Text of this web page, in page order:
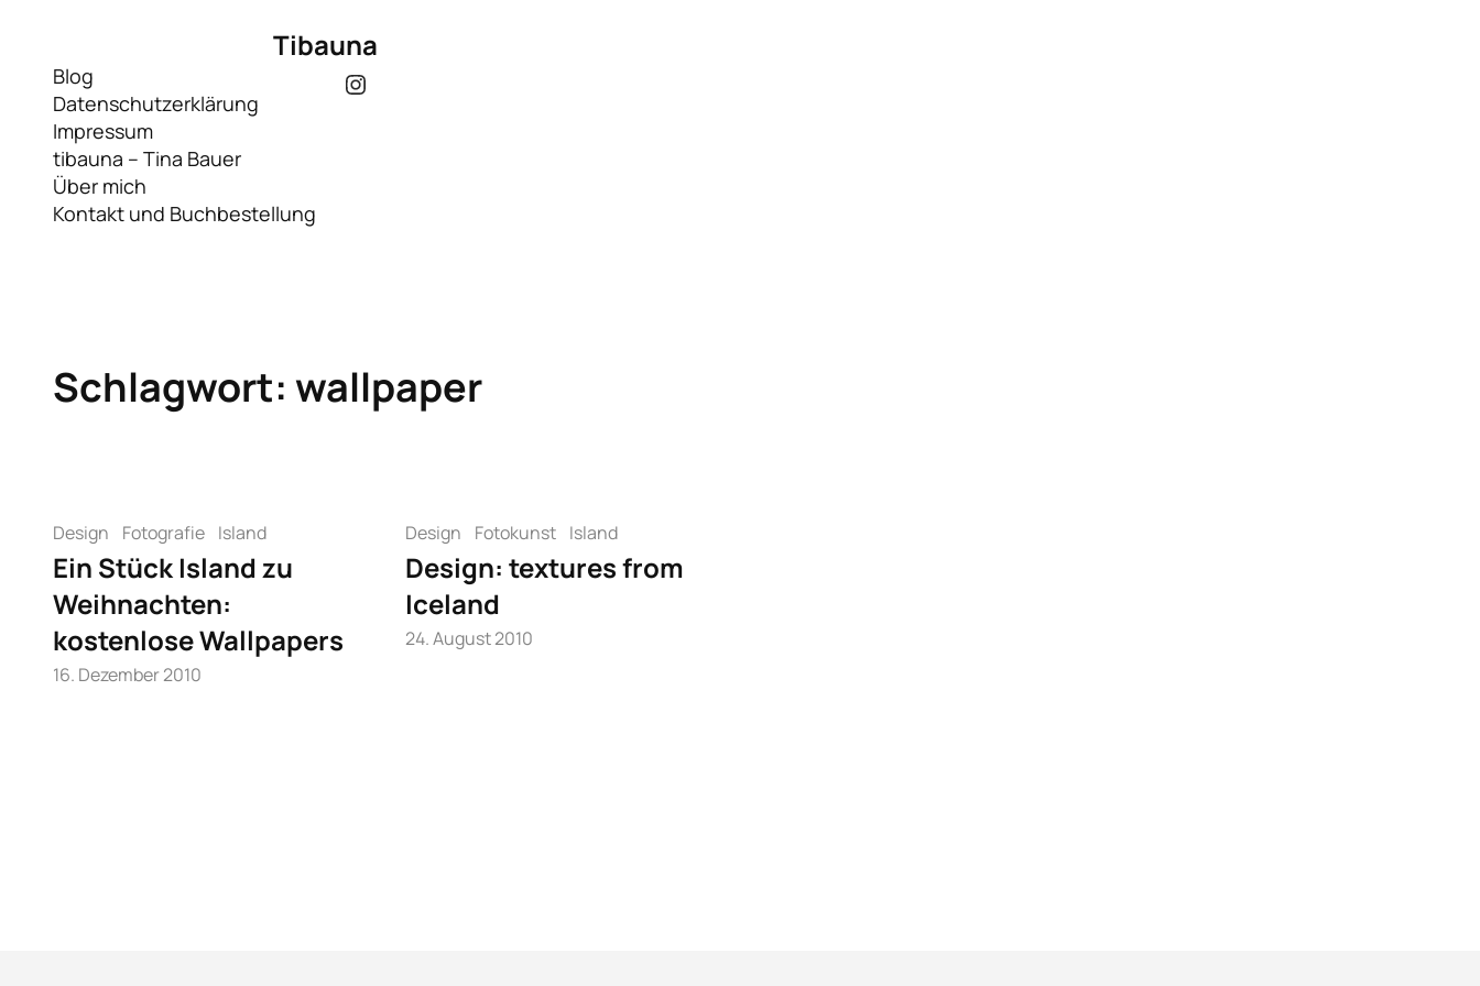
springen
Tibauna
Blog
Datenschutzerklärung
Impressum
tibauna – Tina Bauer
Über mich
Kontakt und Buchbestellung
Instagram
Schlagwort: wallpaper
Design Fotografie Island
Ein Stück Island zu
Weihnachten:
kostenlose Wallpapers
16. Dezember 2010
Design Fotokunst Island
Design: textures from
Iceland
24. August 2010